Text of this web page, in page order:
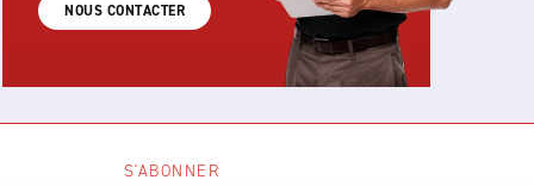
NOUS CONTACTER
S'ABONNER